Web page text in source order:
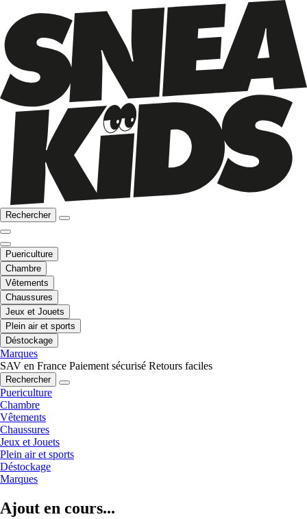
Rechercher
Puericulture
Chambre
Vêtements
Chaussures
Jeux et Jouets
Plein air et sports
Déstockage
Marques
SAV en France Paiement sécurisé Retours faciles
Rechercher
Puericulture
Chambre
Vêtements
Chaussures
Jeux et Jouets
Plein air et sports
Déstockage
Marques
Ajout en cours...